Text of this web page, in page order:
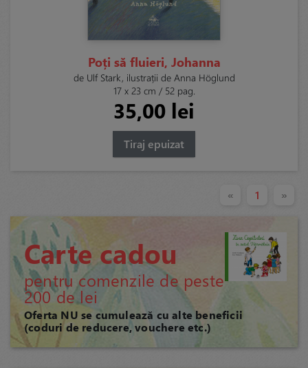
Poți să fluieri, Johanna
de Ulf Stark, ilustrații de Anna Höglund
17 x 23 cm / 52 pag.
35,00 lei
Tiraj epuizat
« 1 »
Carte cadou
pentru comenzile de peste
200 de lei
Oferta NU se cumulează cu alte beneficii
(coduri de reducere, vouchere etc.)